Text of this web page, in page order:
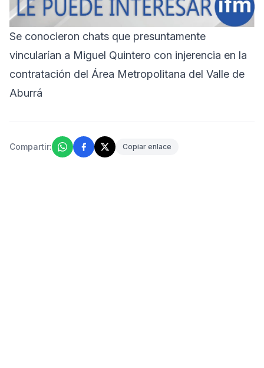
Se conocieron chats que presuntamente
vincularían a Miguel Quintero con injerencia en la
contratación del Área Metropolitana del Valle de
Aburrá
Compartir: Copiar enlace